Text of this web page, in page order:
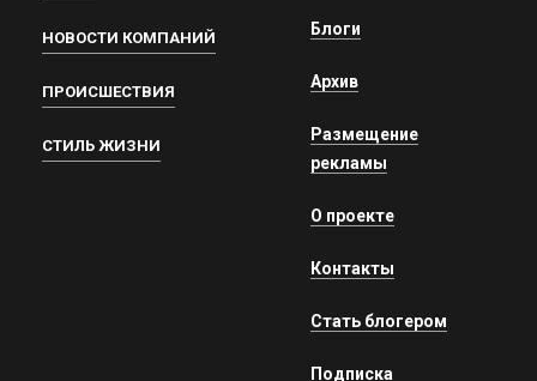
НОВОСТИ КОМПАНИЙ
ПРОИСШЕСТВИЯ
СТИЛЬ ЖИЗНИ
Блоги
Архив
Размещение
рекламы
О проекте
Контакты
Стать блогером
Подписка